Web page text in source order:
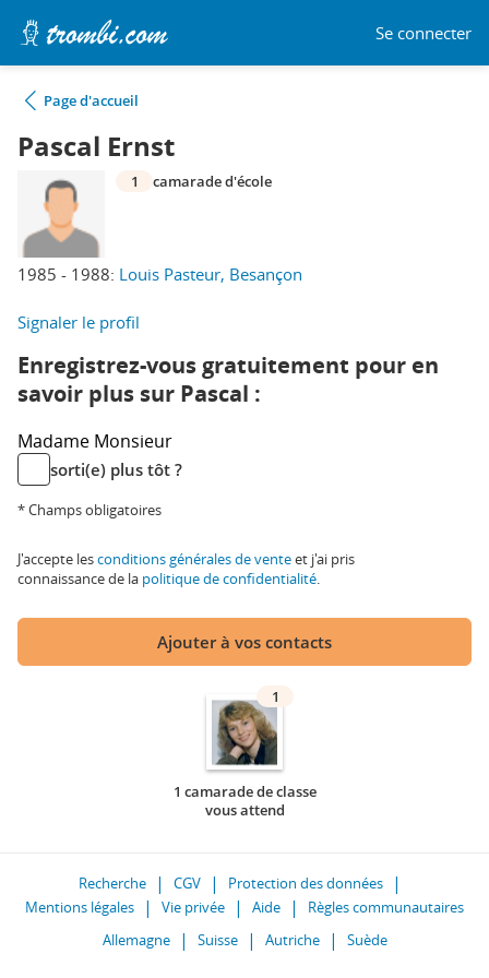
Se connecter
Page d'accueil
Pascal Ernst
1985 - 1988: Louis Pasteur, Besançon
1 camarade d'école
Signaler le profil
Enregistrez-vous gratuitement pour en
savoir plus sur Pascal :
Madame Monsieur
sorti(e) plus tôt ?
* Champs obligatoires
J'accepte lesconditions générales de venteet j'ai pris
connaissance de la politique de confidentialité.
Ajouter à vos contacts
1
1 camarade de classe
vous attend
Recherche CGV
Protection des données
Mentions légales
Vie privée Aide
Règles communautaires
Allemagne
Suisse Autriche Suède